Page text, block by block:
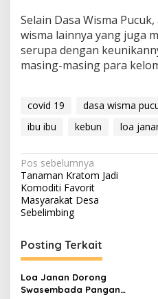
Selain Dasa Wisma
wisma lainnya yang juga
serupa dengan
masing-masing para
covid 19 dasa wisma
ibu ibu
kebun loa
Navigasi
pos
Pos sebelumnya
Tanaman Kratom Jadi
Komoditi Favorit
Masyarakat Desa
Sebelimbing
Posting Terkait
Loa Janan Dorong
Swasembada Pangan